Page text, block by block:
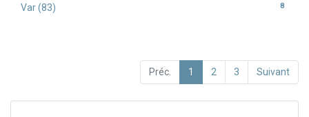
8
Var (83)
Préc. 1 2 3 Suivant